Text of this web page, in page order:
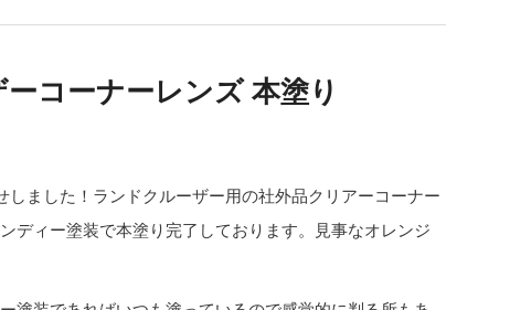
コーナーレンズ 本塗り
しました！ランドクルーザー用の社外品クリアーコーナー
ディー塗装で本塗り完了しております。見事なオレンジ